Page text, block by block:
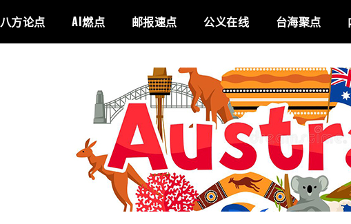
八方论点 AI燃点 邮报速点 公义在线 台海聚点